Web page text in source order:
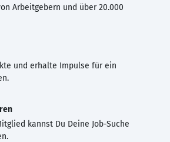
Arbeitgebern und über 20.000
und erhalte Impulse für ein
kannst Du Deine Job-Suche